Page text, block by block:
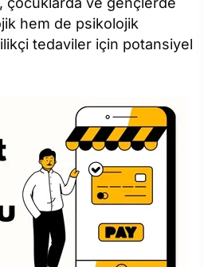
hem de psikolojik
tedaviler için potansiyel